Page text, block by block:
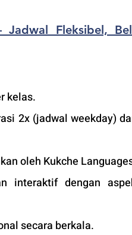
Fleksibel,
kelas.
2x (jadwal weekday)
oleh Kukche
interaktif dengan
secara berkala.